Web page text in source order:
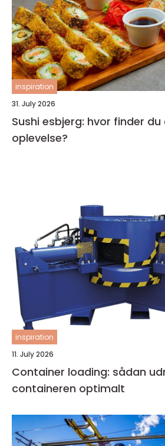
inspiration
31. July 2026
Sushi esbjerg: hvor finder
oplevelse?
inspiration
11. July 2026
Container loading: sådan
containeren optimalt